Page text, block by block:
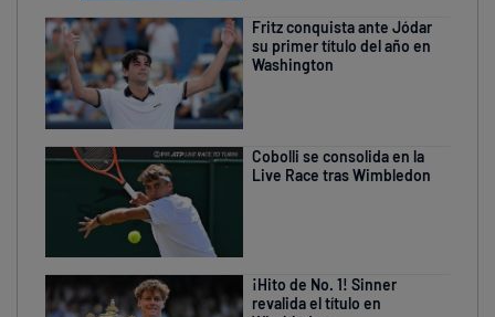
Fritz conquista ante Jódar
su primer título del año en
Washington
Cobolli se consolida en la
Live Race tras Wimbledon
¡Hito de No. 1! Sinner
revalida el título en